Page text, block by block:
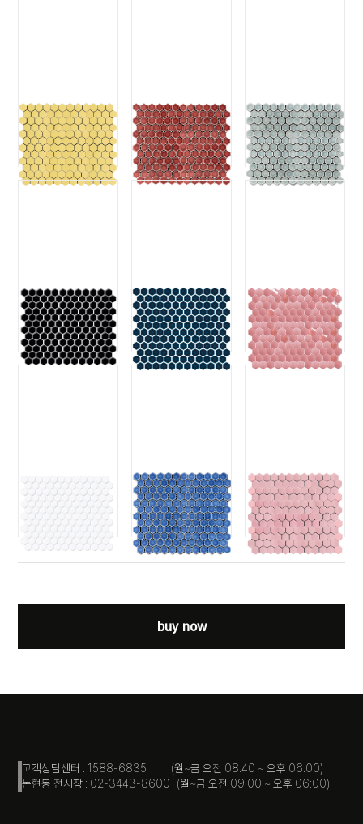
육각 1HE-6239
(레몬)
1HE-6239
육각 1HE-5532
(버건디)
1HE-5532
육각 1HE-5772
(연그레이)
1HE-5772
육각 1HE-6790
(블랙유광)
1HE-6790
육각 1HE-5437
(본다이블루)
1HE-5437
육각 1HE-5531
(글로시핑크)
1HE-5531
육각 1HE-6110
(화이트유광)
1HE-6110
육각 1HE-6471
(라이트블루)
1HE-6471
육각 1HE-6531
(파스텔핑크)
1HE-6531
buy now
고객상담센터 : 1588-6835 (월~금 오전 08:40 ~ 오후 06:00)
논현동 전시장 : 02-3443-8600 (월~금 오전 09:00 ~ 오후 06:00)